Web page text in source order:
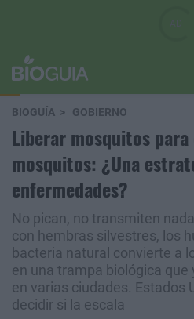
BIOGUÍA GOBIERNO
Liberar mosquitos
mosquitos: ¿Una
enfermedades?
No pican, no transmiten
con hembras silvestres, los
bacteria natural convierte a
en una trampa biológica que
en varias ciudades. Estados
decidir si la escala